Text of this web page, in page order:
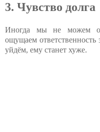
3. Чувство долга
Иногда мы не можем
ощущаем
уйдём, ему станет хуже.